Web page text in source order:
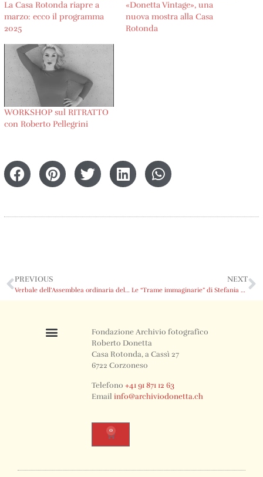
La Casa Rotonda riapre a
marzo: ecco il programma
2025
«Donetta Vintage», una
nuova mostra alla Casa
Rotonda
WORKSHOP sul RITRATTO
con Roberto Pellegrini
PREVIOUS
Verbale dell’Assemblea ordinaria del 14.6.2025 dell’AAAD
NEXT
Le “Trame immaginarie” di Stefania Beretta in mostra alla Casa Rotonda
Fondazione Archivio fotografico
Roberto Donetta
Casa Rotonda, a Cassì 27
6722 Corzoneso
Telefono+41 91 871 12 63
Emailinfo@archiviodonetta.ch
0